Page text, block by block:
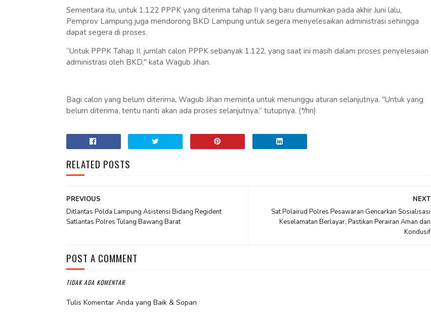
Sementara itu, untuk 1.122 PPPK yang diterima tahap II yang baru diumumkan pada akhir Juni lalu,
Pemprov Lampung juga mendorong BKD Lampung untuk segera menyelesaikan administrasi sehingga
dapat segera di proses.
“Untuk PPPK Tahap II, jumlah calon PPPK sebanyak 1.122, yang saat ini masih dalam proses penyelesaian
administrasi oleh BKD," kata Wagub Jihan.
Bagi calon yang belum diterima, Wagub Jihan meminta untuk menunggu aturan selanjutnya. "Untuk yang
belum diterima, tentu nanti akan ada proses selanjutnya,” tutupnya. (*/hn)
RELATED POSTS
NEXT
Sat Polairud Polres Pesawaran Gencarkan Sosialisasi
Keselamatan Berlayar, Pastikan Perairan Aman dan
Kondusif
PREVIOUS
Ditlantas Polda Lampung Asistensi Bidang Regident
Satlantas Polres Tulang Bawang Barat
POST A COMMENT
TIDAK ADA KOMENTAR
Tulis Komentar Anda yang Baik & Sopan